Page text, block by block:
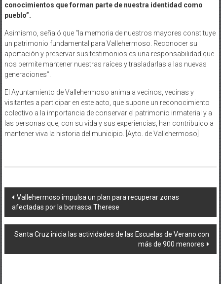
conocimientos que forman parte de nuestra identidad como
pueblo”.
Asimismo, señaló que “la memoria de nuestros mayores constituye
un patrimonio fundamental para Vallehermoso. Reconocer su
aportación y preservar sus testimonios es una responsabilidad que
nos permite mantener nuestras raíces y trasladarlas a las nuevas
generaciones”.
El Ayuntamiento de Vallehermoso anima a vecinos, vecinas y
visitantes a participar en este acto, que supone un reconocimiento
colectivo a la importancia de conservar el patrimonio inmaterial y a
las personas que, con su vida y sus experiencias, han contribuido a
mantener viva la historia del municipio. [Ayto. de Vallehermoso]
Navegación
de
entradas
Vallehermoso impulsa un plan para recuperar zonas
afectadas por la borrasca Therese
Santa Cruz inicia las actividades de las Escuelas de Verano con
más de 900 menores